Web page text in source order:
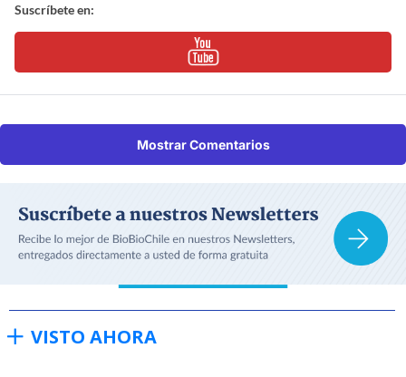
Suscríbete en:
Mostrar Comentarios
VISTO AHORA